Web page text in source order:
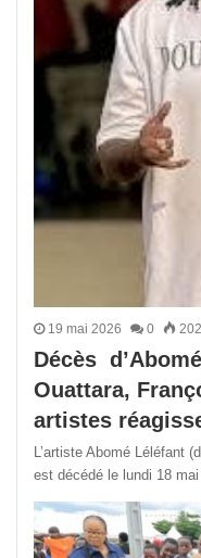
19 mai 2026 0 202
Décès
Ouattara,
artistes
L’artiste Abomé Léléfant
est décédé le lundi 18